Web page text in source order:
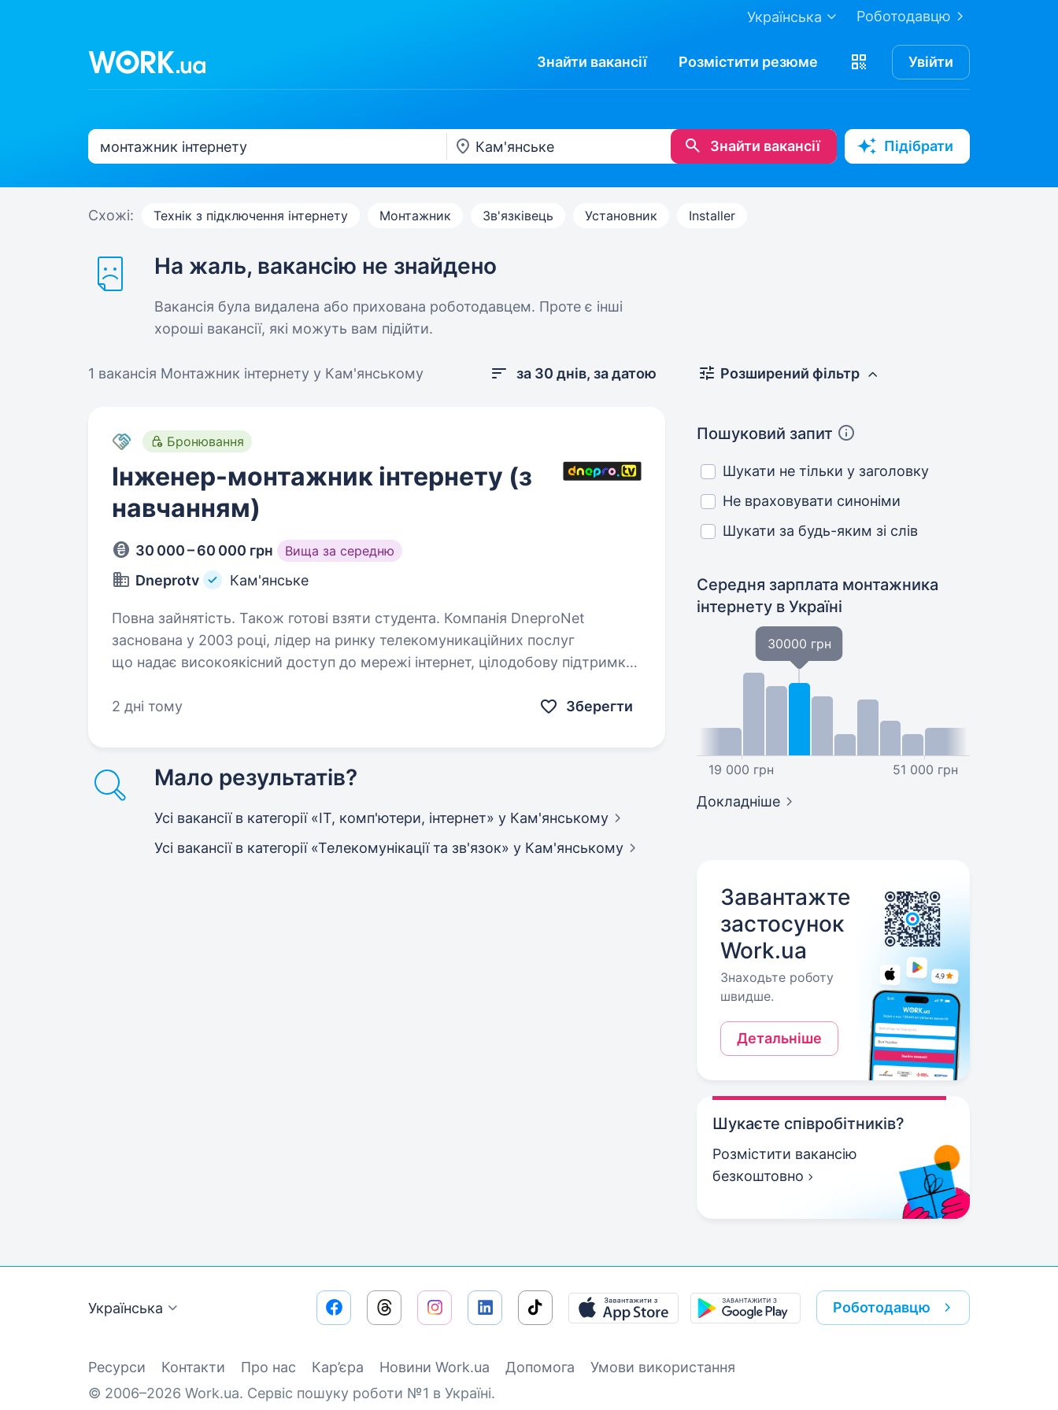
Роботодавцю
Українська
Знайти вакансії Розмістити резюме Увійти
Знайти вакансії Підібрати
Схожі: Технік з підключення інтернету Монтажник Зв'язківець Установник Installer
На жаль, вакансію не знайдено
Вакансія була видалена або прихована роботодавцем. Проте є інші
хороші вакансії, які можуть вам підійти.
1 вакансія Монтажник інтернету у Кам'янському за 30 днів, за датою
Бронювання
Інженер-монтажник інтернету (з
навчанням)
30 000 – 60 000 грн Вища за середню
Dneprotv Кам'янське
Повна зайнятість. Також готові взяти студента. Компанія DneproNet
заснована у 2003 році, лідер на ринку телекомуникаційних послуг
що надає високоякісний доступ до мережі інтернет, цілодобову підтримку
2 дні тому
Зберегти
Мало результатів?
Усі вакансії в категорії «IT, комп'ютери, інтернет» у Кам'янському
Усі вакансії в категорії «Телекомунікації та зв'язок» у Кам'янському
Розширений фільтр
Пошуковий запит
Шукати не тільки у заголовку
Не враховувати синоніми
Шукати за будь-яким зі слів
Середня зарплата монтажника
інтернету в Україні
19 000 грн
30000 грн
51 000 грн
Докладніше
Завантажте
застосунок
Work.ua
Знаходьте роботу
швидше.
Детальніше
Шукаєте співробітників?
Розмістити вакансію
безкоштовно
Українська Роботодавцю
Ресурси Контакти Про нас Кар’єра Новини Work.ua Допомога
Умови використання
© 2006–2026 Work.ua. Сервіс пошуку роботи №1 в Україні.